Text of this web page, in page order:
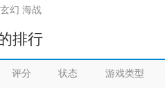
幻 海战
排行
评分 状态 游戏类型